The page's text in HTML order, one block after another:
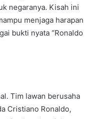
negaranya. Kisah ini
menjaga harapan
bukti nyata “Ronaldo
Tim lawan berusaha
Cristiano Ronaldo,